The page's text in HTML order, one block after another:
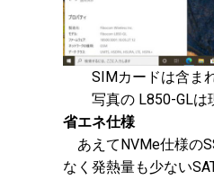
SIMカードは含ま
写真の L850-GLは
省エネ仕様
あえてNVMe仕様の
なく発熱量も少ない